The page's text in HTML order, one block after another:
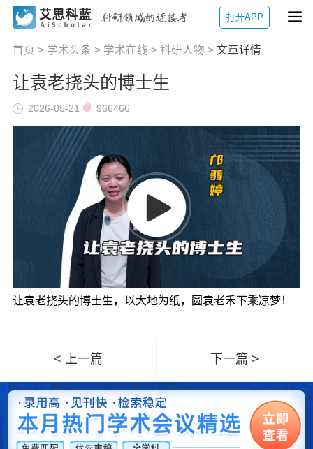
打开APP
首页 > 学术头条 > 学术在线 > 科研人物 > 文章详情
让袁老挠头的博士生
2026-05-21 966466
让袁老挠头的博士生，以大地为纸，圆袁老禾下乘凉梦！
< 上一篇 下一篇 >